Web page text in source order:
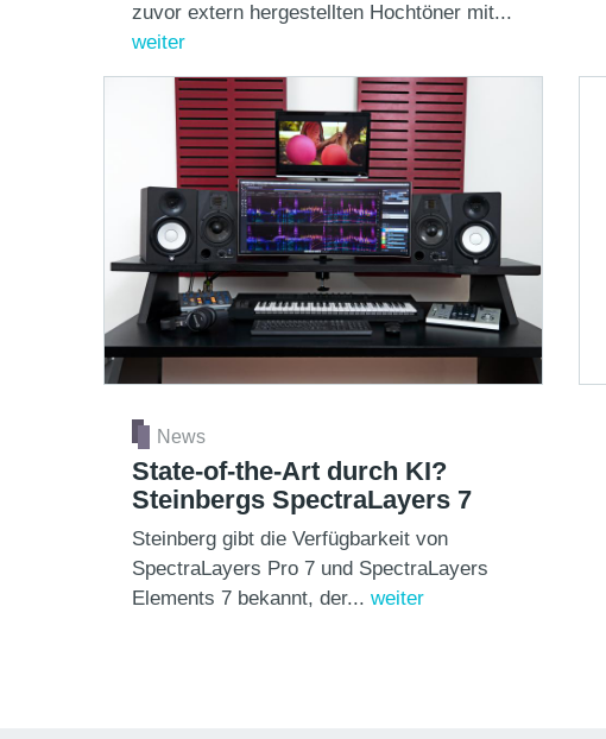
zuvor extern hergestellten Hochtöner mit...
weiter
News
State-of-the-Art durch KI?
Steinbergs SpectraLayers 7
Steinberg gibt die Verfügbarkeit von
SpectraLayers Pro 7 und SpectraLayers
Elements 7 bekannt, der... weiter